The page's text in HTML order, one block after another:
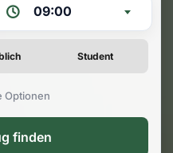
09:00
Student
Optionen
finden